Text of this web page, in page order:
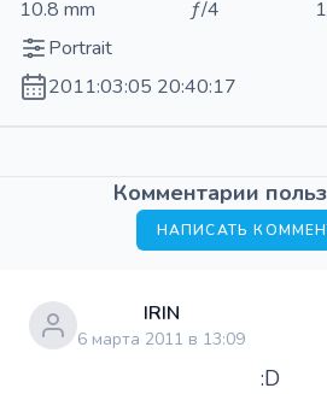
10.8 mm
ƒ/4
Portrait
2011:03:05 20:40:17
Комментарии
НАПИСАТЬ
IRIN
6 марта 2011 в 13:09
:D